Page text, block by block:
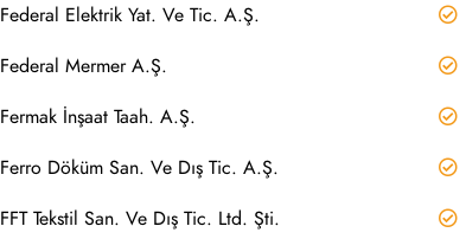
Federal Elektrik Yat. Ve Tic. A.Ş.
Federal Mermer A.Ş.
Fermak İnşaat Taah. A.Ş.
Ferro Döküm San. Ve Dış Tic. A.Ş.
FFT Tekstil San. Ve Dış Tic. Ltd. Şti.